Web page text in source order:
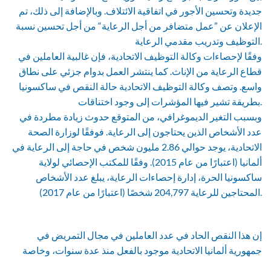
جديدة وتحسين الأجور في اتفاقية الائتلاف. وبالإضافة إلى ذلك، تم
الإعلان عن ”عمل متضافر من أجل الرعاية“ من أجل تحسين نسبة
التوظيف وتدريب مقدمي الرعاية.
وفقًا لإحصاءات وكالة التوظيف الاتحادية، فإن غالبية العاملين في
قطاع الرعاية من الإناث. كما ينتشر العمل بدوام جزئي على نطاق
واسع. وتصف وكالة التوظيف الاتحادية حالة النقص في ساكسونيا
بطريقة تشير فيها المؤشرات إلى وجود اختناقات.
وبسبب التغير الديموغرافي، من المتوقع حدوث زيادة مطردة في
عدد الأشخاص الذين يحتاجون إلى الرعاية. فوفقًا لوزارة الصحة
الاتحادية، يوجد حوالي 2.86 مليون شخص في حاجة إلى الرعاية في
ألمانيا (اعتبارًا من عام 2015). وفقًا للمكتب الإحصائي لولاية
ساكسونيا الحرة، إدارة إحصاءات الرعاية، يبلغ عدد الأشخاص
المحتاجين للرعاية 204,797 شخصًا (اعتبارًا من عام 2017).
إن هذا النقص الحاد في عدد العاملين في مجال التمريض في
جمهورية ألمانيا الاتحادية موجود بالفعل منذ عدة سنوات، وخاصة